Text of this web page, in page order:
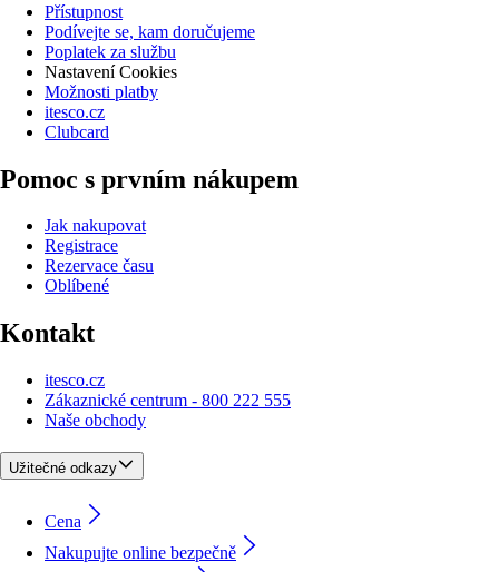
Přístupnost
Podívejte se, kam doručujeme
Poplatek za službu
Nastavení Cookies
Možnosti platby
itesco.cz
Clubcard
Pomoc s prvním nákupem
Jak nakupovat
Registrace
Rezervace času
Oblíbené
Kontakt
itesco.cz
Zákaznické centrum - 800 222 555
Naše obchody
Užitečné odkazy
Cena
Nakupujte online bezpečně